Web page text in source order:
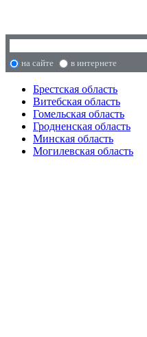
на сайте в интернете
Брестская область
Витебская область
Гомельская область
Гродненская область
Минская область
Могилевская область